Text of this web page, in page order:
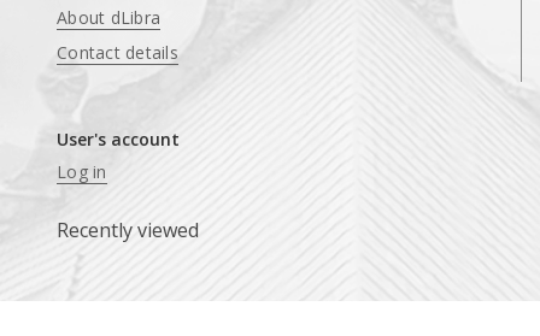
About dLibra
Contact details
User's account
Log in
Recently viewed